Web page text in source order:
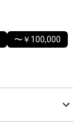
〜￥100,000